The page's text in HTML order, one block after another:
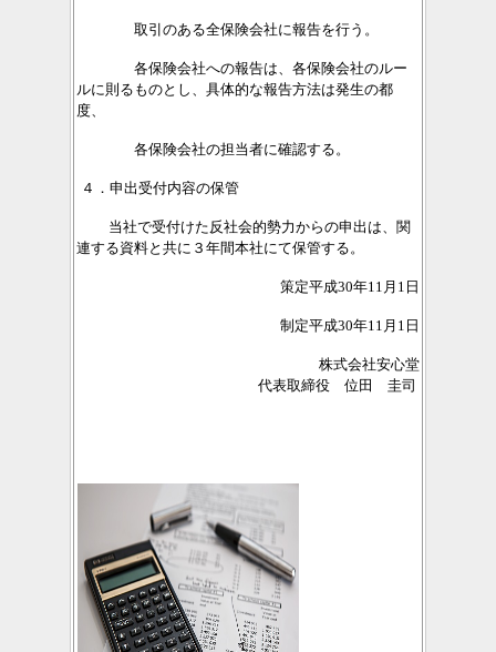
取引のある全保険会社に報告を行う。
各保険会社への報告は、各保険会社のルー
ルに則るものとし、具体的な報告方法は発生の都
度、
各保険会社の担当者に確認する。
４．申出受付内容の保管
当社で受付けた反社会的勢力からの申出は、関
連する資料と共に３年間本社にて保管する。
策定平成30年11月1日
制定平成30年11月1日
株式会社安心堂
代表取締役 位田 圭司